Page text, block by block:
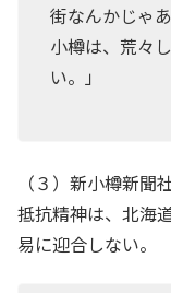
街なんかじゃ
小樽は、荒々
い。」
（３）新小樽新
抵抗精神は、北海
易に迎合しない。